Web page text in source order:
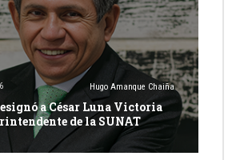
Hugo Amanque Chaiña
a César Luna Victoria
de la SUNAT